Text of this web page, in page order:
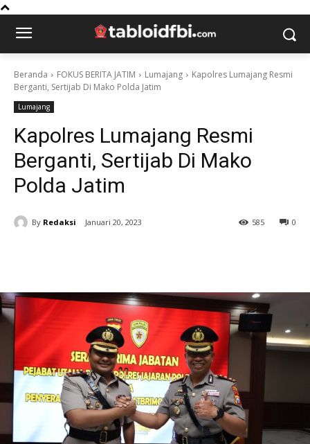
Beranda FOKUS BERITA JATIM Lumajang
Kapolres Lumajang Resmi
Berganti, Sertijab Di Mako Polda Jatim
Lumajang
Kapolres Lumajang Resmi
Berganti, Sertijab Di Mako
Polda Jatim
By Redaksi Januari 20, 2023 0
585